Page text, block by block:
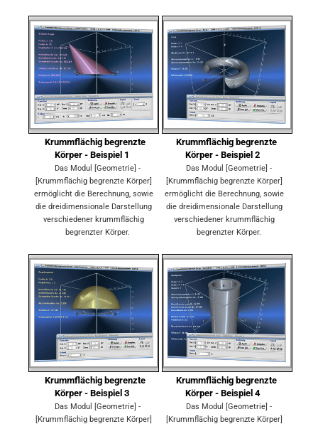
Krummflächig begrenzte
Körper - Beispiel 1
Das Modul [Geometrie] -
[Krummflächig begrenzte Körper]
ermöglicht die Berechnung, sowie
die dreidimensionale Darstellung
verschiedener krummflächig
begrenzter Körper.
Krummflächig begrenzte
Körper - Beispiel 2
Das Modul [Geometrie] -
[Krummflächig begrenzte Körper]
ermöglicht die Berechnung, sowie
die dreidimensionale Darstellung
verschiedener krummflächig
begrenzter Körper.
Krummflächig begrenzte
Körper - Beispiel 3
Das Modul [Geometrie] -
[Krummflächig begrenzte Körper]
Krummflächig begrenzte
Körper - Beispiel 4
Das Modul [Geometrie] -
[Krummflächig begrenzte Körper]